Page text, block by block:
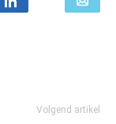
Volgend artikel